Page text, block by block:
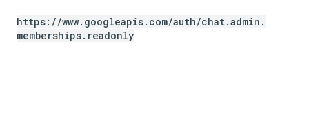
https: //www. googleapis. com/auth/chat.admin .
memberships. readonly